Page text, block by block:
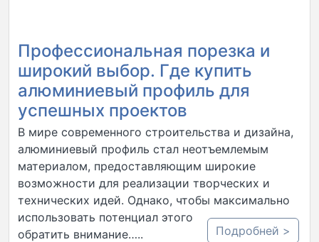
Профессиональная порезка и
широкий выбор. Где купить
алюминиевый профиль для
успешных проектов
В мире современного строительства и дизайна,
алюминиевый профиль стал неотъемлемым
материалом, предоставляющим широкие
возможности для реализации творческих и
технических идей. Однако, чтобы максимально
использовать потенциал этого материала, важно
обратить внимание…..
Подробней >